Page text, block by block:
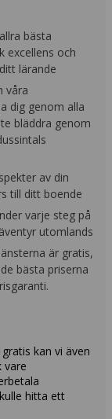
bästa
excellens och
lärande
våra
dig genom alla
bläddra genom
av din
till ditt boende
varje steg på
utomlands
är gratis,
bästa priserna
kan vi även
vare
hitta ett